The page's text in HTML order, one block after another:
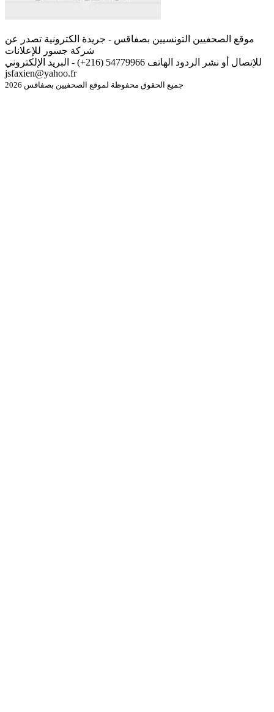
موقع الصحفيين التونسيين بصفاقس - جريدة الكترونية تصدر عن
شركة جسور للإعلانات
للإتصال أو نشر الردود الهاتف 54779966 (216+) - البريد الإلكتروني
jsfaxien@yahoo.fr
جميع الحقوق محفوظة لموقع الصحفيين بصفاقس 2026